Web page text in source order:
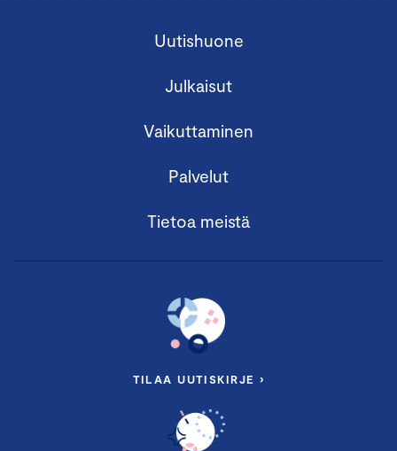
Uutishuone
Julkaisut
Vaikuttaminen
Palvelut
Tietoa meistä
TILAA UUTISKIRJE ›